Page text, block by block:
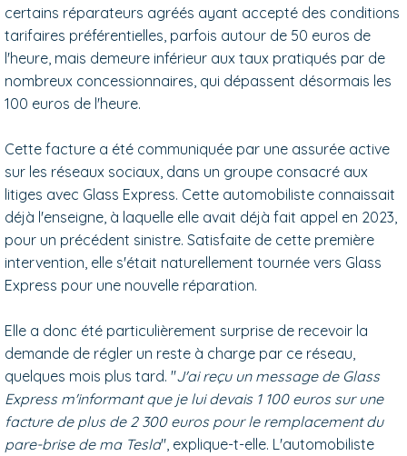
certains réparateurs agréés ayant accepté des conditions
tarifaires préférentielles, parfois autour de 50 euros de
l'heure, mais demeure inférieur aux taux pratiqués par de
nombreux concessionnaires, qui dépassent désormais les
100 euros de l'heure.
Cette facture a été communiquée par une assurée active
sur les réseaux sociaux, dans un groupe consacré aux
litiges avec Glass Express. Cette automobiliste connaissait
déjà l'enseigne, à laquelle elle avait déjà fait appel en 2023,
pour un précédent sinistre. Satisfaite de cette première
intervention, elle s'était naturellement tournée vers Glass
Express pour une nouvelle réparation.
Elle a donc été particulièrement surprise de recevoir la
demande de régler un reste à charge par ce réseau,
quelques mois plus tard. "J'ai reçu un message de Glass
Express m'informant que je lui devais 1 100 euros sur une
facture de plus de 2 300 euros pour le remplacement du
pare-brise de ma Tesla", explique-t-elle. L'automobiliste